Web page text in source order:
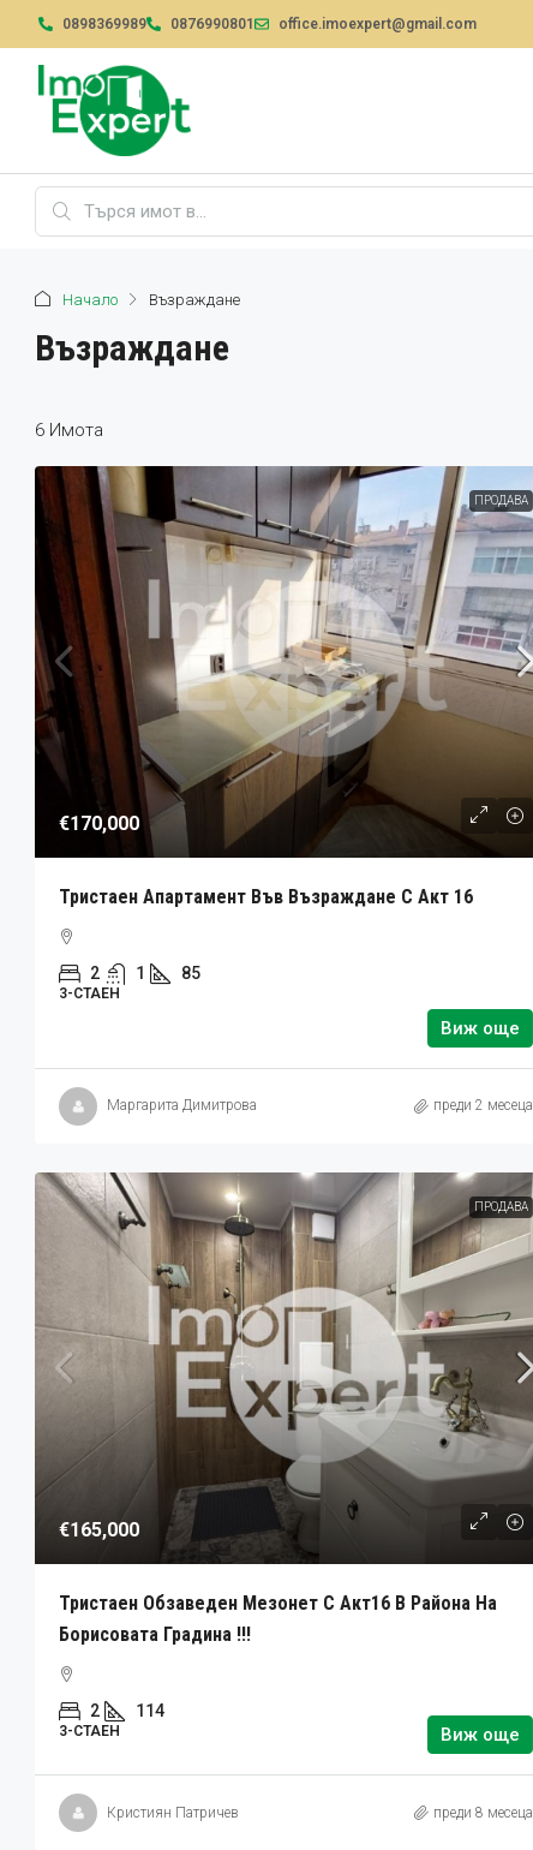
0898369989 0876990801 office.imoexpert@gmail.com
Начало Възраждане
Възраждане
6 Имотa
ПРОДАВА
€170,000
Тристаен Апартамент Във Възраждане С Акт 16
2 1 85
3-СТАЕН
Виж още
Маргарита Димитрова преди 2 месеца
ПРОДАВА
€165,000
Тристаен Обзаведен Мезонет С Акт16 В Района На
Борисовата Градина !!!
2 114
3-СТАЕН Виж още
Кристиян Патричев преди 8 месеца